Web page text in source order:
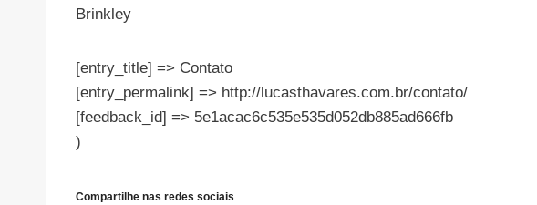
Brinkley
[entry_title] => Contato
[entry_permalink] => http://lucasthavares.com.br/contato/
[feedback_id] => 5e1acac6c535e535d052db885ad666fb
)
Compartilhe nas redes sociais